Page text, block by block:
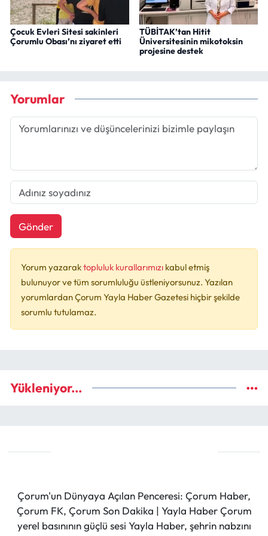
Çocuk Evleri Sitesi sakinleri
Çorumlu Obası’nı ziyaret etti
TÜBİTAK’tan Hitit
Üniversitesinin mikotoksin
projesine destek
Yorumlar
Gönder
Yorum yazaraktopluluk kurallarımızı kabul etmiş
bulunuyor ve tüm sorumluluğu üstleniyorsunuz. Yazılan
yorumlardan Çorum Yayla Haber Gazetesi hiçbir şekilde
sorumlu tutulamaz.
Yükleniyor...
Çorum'un Dünyaya Açılan Penceresi: Çorum Haber,
Çorum FK, Çorum Son Dakika | Yayla Haber Çorum
yerel basınının güçlü sesi Yayla Haber, şehrin nabzını